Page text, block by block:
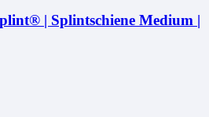
| Splintschiene Medium |